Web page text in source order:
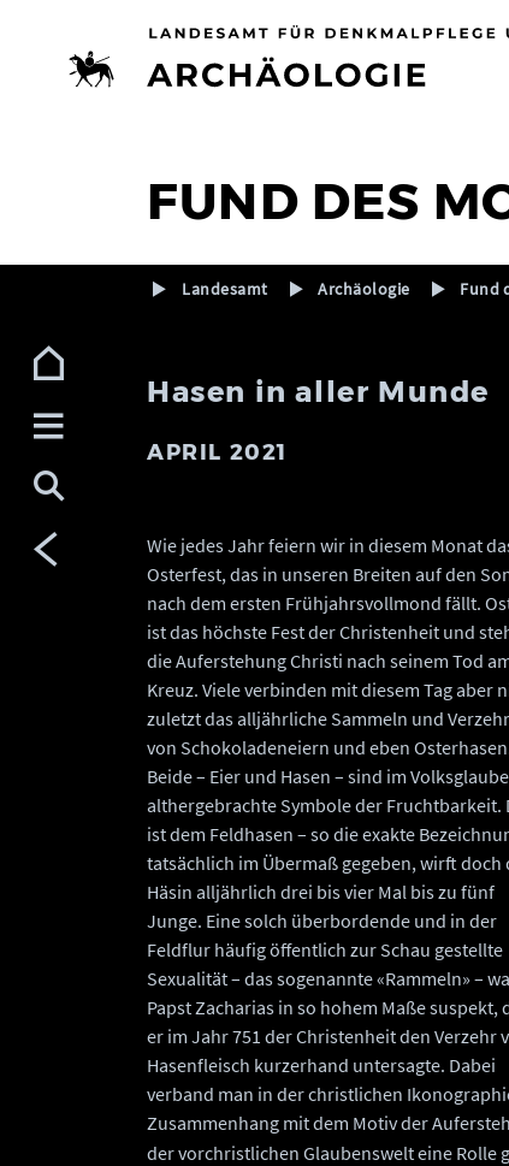
FUND DES
Landesamt Archäologie Fund
Hasen in aller Munde
APRIL 2021
Wie jedes Jahr feiern wir in diesem Monat
Osterfest, das in unseren Breiten auf den
nach dem ersten Frühjahrsvollmond fällt.
ist das höchste Fest der Christenheit und
die Auferstehung Christi nach seinem Tod
Kreuz. Viele verbinden mit diesem Tag aber
zuletzt das alljährliche Sammeln und
von Schokoladeneiern und eben
Beide – Eier und Hasen – sind im
althergebrachte Symbole der Fruchtbarkeit.
ist dem Feldhasen – so die exakte
tatsächlich im Übermaß gegeben, wirft doch
Häsin alljährlich drei bis vier Mal bis zu fünf
Junge. Eine solch überbordende und in der
Feldflur häufig öffentlich zur Schau gestellte
Sexualität – das sogenannte «Rammeln» –
Papst Zacharias in so hohem Maße suspekt,
er im Jahr 751 der Christenheit den Verzehr
Hasenfleisch kurzerhand untersagte. Dabei
verband man in der christlichen
Zusammenhang mit dem Motiv der
der vorchristlichen Glaubenswelt eine Rolle